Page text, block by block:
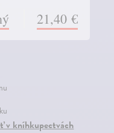
21,40 €
v kníhkupectvách